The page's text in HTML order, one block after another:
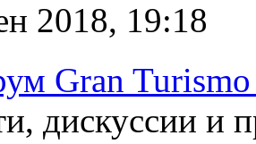
2018, 19:18
Gran
дискуссии и